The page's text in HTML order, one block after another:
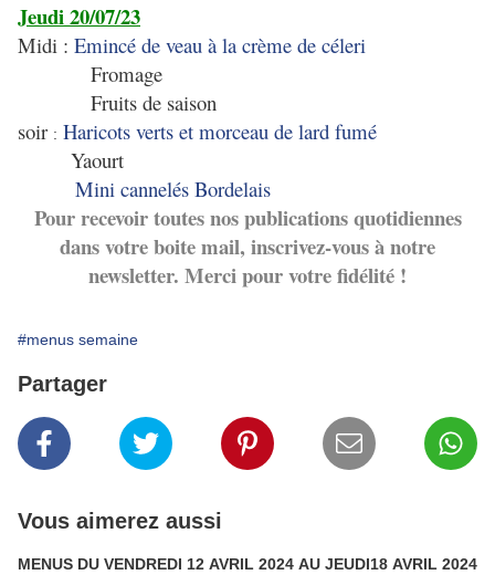
Jeudi 20/07/23
Midi : Emincé de veau à la crème de céleri
Fromage
Fruits de saison
soir : Haricots verts et morceau de lard fumé
Yaourt
Mini cannelés Bordelais
Pour recevoir toutes nos publications quotidiennes
dans votre boite mail, inscrivez-vous à notre
newsletter. Merci pour votre fidélité !
#menus semaine
Partager
Vous aimerez aussi
MENUS DU VENDREDI 12 AVRIL 2024 AU JEUDI18 AVRIL 2024